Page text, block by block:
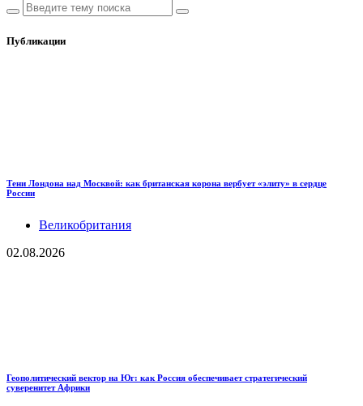
Публикации
Тени Лондона над Москвой: как британская корона вербует «элиту» в сердце
России
Великобритания
02.08.2026
Геополитический вектор на Юг: как Россия обеспечивает стратегический
суверенитет Африки